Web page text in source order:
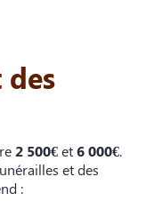
2 500€et6 000€.
et des
: